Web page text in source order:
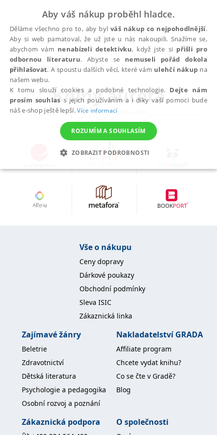
autoři
Knihy autora
Vše o nákupu
Ceny dopravy
Dárkové poukazy
Obchodní podmínky
Sleva ISIC
Zákaznická linka
Zajímavé žánry
Beletrie
Zdravotnictví
Dětská literatura
Psychologie a pedagogika
Osobní rozvoj a poznání
Nakladatelství GRADA
Affiliate program
Chcete vydat knihu?
Co se čte v Gradě?
Blog
Zákaznická podpora O společnosti
Aby váš nákup proběhl hladce.
Děláme všechno pro to, aby bylváš nákup co nejpohodlnější.
Aby si web pamatoval, že už jste u nás nakoupili. Snažíme se,
abychom vám nenabízeli detektivku, když jste si přišli pro
odbornou literaturu. Abyste se nemuseli pořád dokola
přihlašovat. A spoustu dalších věcí, které vám ulehčí nákup na
našem webu.
K tomu slouží cookies a podobné technologie. Dejte nám
prosím souhlas s jejich používáním a i díky vaší pomoci bude
náš e-shop ještě lepší.Více informací
ROZUMÍM A SOUHLASÍM
ZOBRAZIT PODROBNOSTI
NEZBYTNÉ ANALYTICKÉ MARKETINGOVÉ
FUNKČNÍ NEZAŘAZENÉ SOUBORY
Nezařazené soubory
Nezbytně nutné soubory cookie umožňují základní funkce webových
stránek, jako je přihlášení uživatele a správa účtu. Webové stránky nelze
bez nezbytně nutných souborů cookie správně používat.
Provider /
Doména
CookieScript
služba
Script.com k
předvoleb
soubory
Cookie-
Script.com